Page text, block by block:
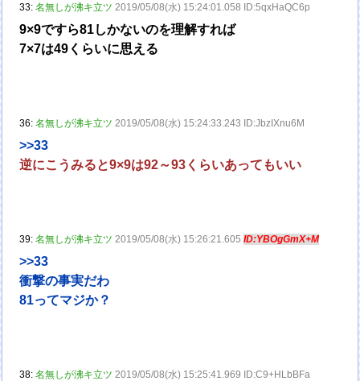
33:名無しが沸キ立ツ 2019/05/08(水) 15:24:01.058 ID:5qxHaQC6p
9×9ですら81しかないのを理解すれば
7×7は49くらいに思える
36:名無しが沸キ立ツ 2019/05/08(水) 15:24:33.243 ID:JbzIXnu6M
>>33
逆にこうみると9×9は92～93くらいあってもいい
39:名無しが沸キ立ツ 2019/05/08(水) 15:26:21.605ID:YBOgGmX+M
>>33
衝撃の事実だわ
81ってマジか？
38:名無しが沸キ立ツ 2019/05/08(水) 15:25:41.969 ID:C9+HLbBFa